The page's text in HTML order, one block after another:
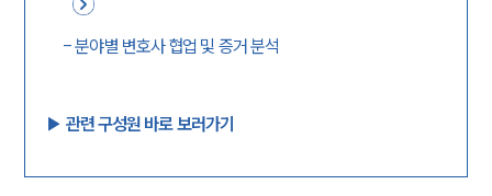
-분야별 변호사 협업 및 증거 분석
▶︎ 관련 구성원 바로 보러가기